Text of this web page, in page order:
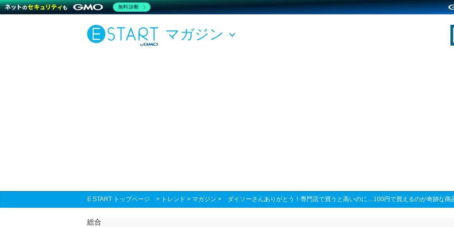
マガジン
E START トップページ > トレンド > マガジン > ダイソーさんありがとう！専門店で買うと高いのに…100円で買えるのが奇跡な商
総合
無料診断